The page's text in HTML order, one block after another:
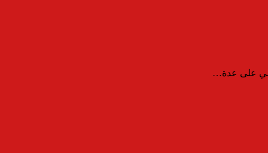
على عدة…